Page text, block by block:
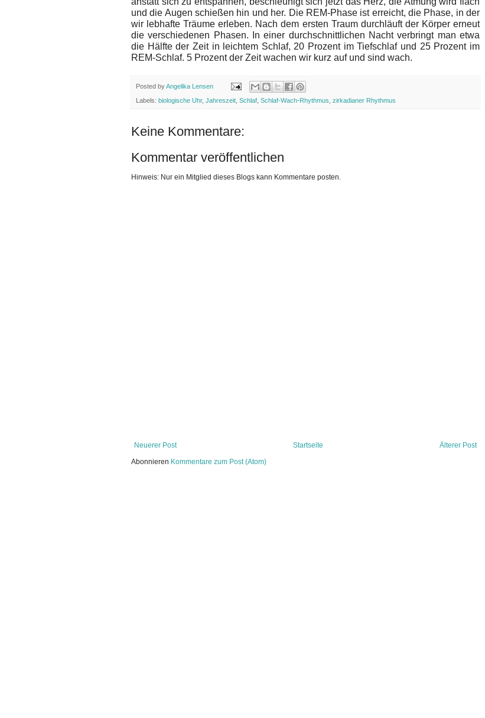
und die Augen schießen hin und her. Die REM-Phase ist erreicht, die Phase, in der
wir lebhafte Träume erleben. Nach dem ersten Traum durchläuft der Körper erneut
die verschiedenen Phasen. In einer durchschnittlichen Nacht verbringt man etwa
die Hälfte der Zeit in leichtem Schlaf, 20 Prozent im Tiefschlaf und 25 Prozent im
REM-Schlaf. 5 Prozent der Zeit wachen wir kurz auf und sind wach.
Posted byAngelika Lensen
Labels: biologische Uhr, Jahreszeit Schlaf Schlaf-Wach-Rhythmus zirkadianer Rhythmus
Keine Kommentare:
Kommentar veröffentlichen
Hinweis: Nur ein Mitglied dieses Blogs kann Kommentare posten.
Neuerer Post Älterer Post
Startseite
Abonnieren Kommentare zum Post (Atom)